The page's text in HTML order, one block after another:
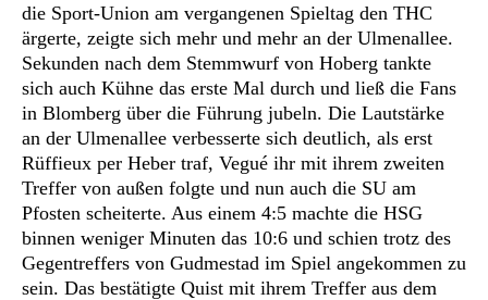
die Sport-Union am vergangenen Spieltag den THC
ärgerte, zeigte sich mehr und mehr an der Ulmenallee.
Sekunden nach dem Stemmwurf von Hoberg tankte
sich auch Kühne das erste Mal durch und ließ die Fans
in Blomberg über die Führung jubeln. Die Lautstärke
an der Ulmenallee verbesserte sich deutlich, als erst
Rüffieux per Heber traf, Vegué ihr mit ihrem zweiten
Treffer von außen folgte und nun auch die SU am
Pfosten scheiterte. Aus einem 4:5 machte die HSG
binnen weniger Minuten das 10:6 und schien trotz des
Gegentreffers von Gudmestad im Spiel angekommen zu
sein. Das bestätigte Quist mit ihrem Treffer aus dem